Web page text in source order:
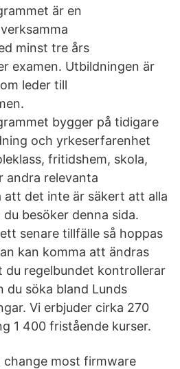
är en
minst tre års
examen. Utbildningen är
leder till
bygger på tidigare
och yrkeserfarenhet
fritidshem, skola,
andra relevanta
att det inte är säkert att alla
besöker denna sida.
senare tillfälle så hoppas
kan komma att ändras
regelbundet kontrollerar
du söka bland Lunds
Vi erbjuder cirka 270
1 400 fristående kurser.
change most firmware